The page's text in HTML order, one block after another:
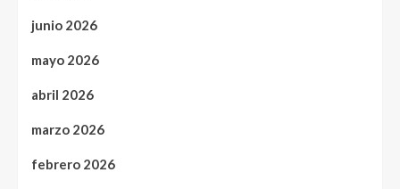
junio 2026
mayo 2026
abril 2026
marzo 2026
febrero 2026